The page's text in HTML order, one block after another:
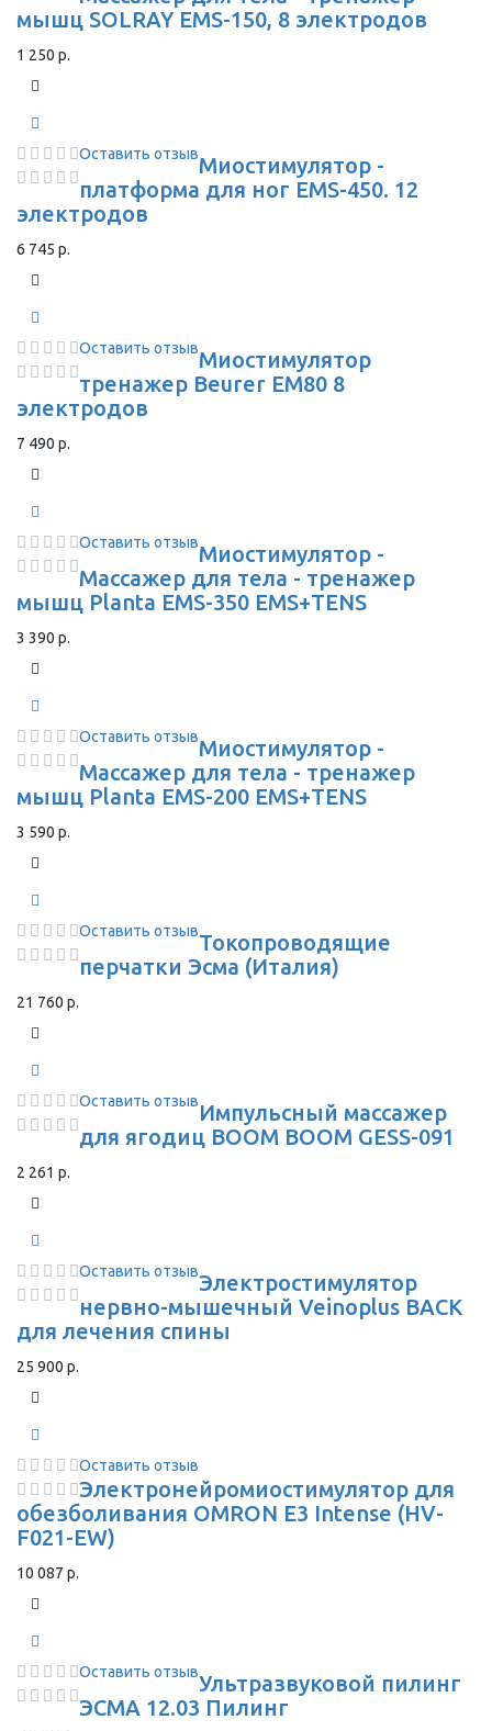
мышц SOLRAY EMS-150, 8 электродов
1 250 р.
Оставить отзывМиостимулятор -
платформа для ног EMS-450. 12
электродов
6 745 р.
Оставить отзывМиостимулятор
тренажер Beurer EM80 8
электродов
7 490 р.
Оставить отзывМиостимулятор -
Массажер для тела - тренажер
мышц Planta EMS-350 EMS+TENS
3 390 р.
Оставить отзывМиостимулятор -
Массажер для тела - тренажер
мышц Planta EMS-200 EMS+TENS
3 590 р.
Оставить отзывТокопроводящие
перчатки Эсма (Италия)
21 760 р.
Оставить отзывИмпульсный массажер
для ягодиц BOOM BOOM GESS-091
2 261 р.
Оставить отзывЭлектростимулятор
нервно-мышечный Veinoplus BACK
для лечения спины
25 900 р.
Оставить отзыв
Электронейромиостимулятор для
обезболивания OMRON Е3 Intense (HV-
F021-EW)
10 087 р.
Оставить отзывУльтразвуковой пилинг
ЭСМА 12.03 Пилинг